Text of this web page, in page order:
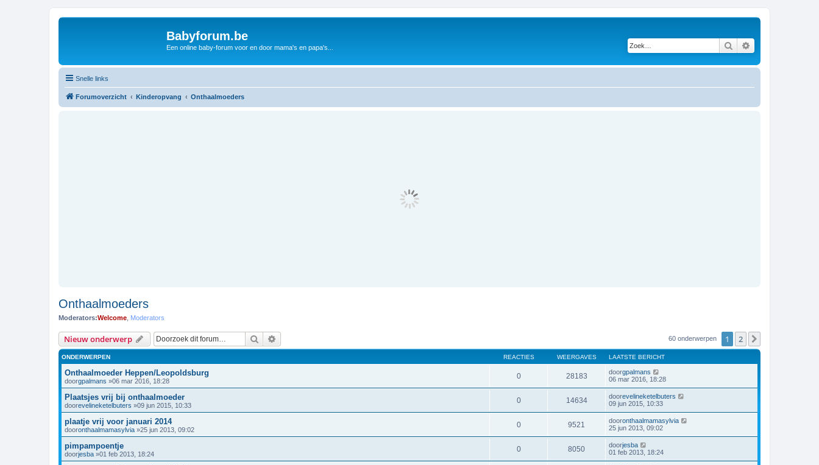
Babyforum.be
Een online baby-forum voor en door mama's en papa's... Zoek
Snelle links
Forumoverzicht Kinderopvang Onthaalmoeders
Onthaalmoeders
Moderators:Welcome Moderators
Nieuw onderwerp Zoek 60 onderwerpen 1 2
ONDERWERPEN REACTIES WEERGAVES LAATSTE BERICHT
Onthaalmoeder Heppen/Leopoldsburg
doorgpalmans »06 mar 2016, 18:28
0 28183 doorgpalmans
06 mar 2016, 18:28
Plaatsjes vrij bij onthaalmoeder
doorevelineketelbuters »09 jun 2015, 10:33
0 14634 doorevelineketelbuters
09 jun 2015, 10:33
plaatje vrij voor januari 2014
dooronthaalmamasylvia »25 jun 2013, 09:02
0 9521 dooronthaalmamasylvia
25 jun 2013, 09:02
pimpampoentje
doorjesba »01 feb 2013, 18:24
0 8050 doorjesba
01 feb 2013, 18:24